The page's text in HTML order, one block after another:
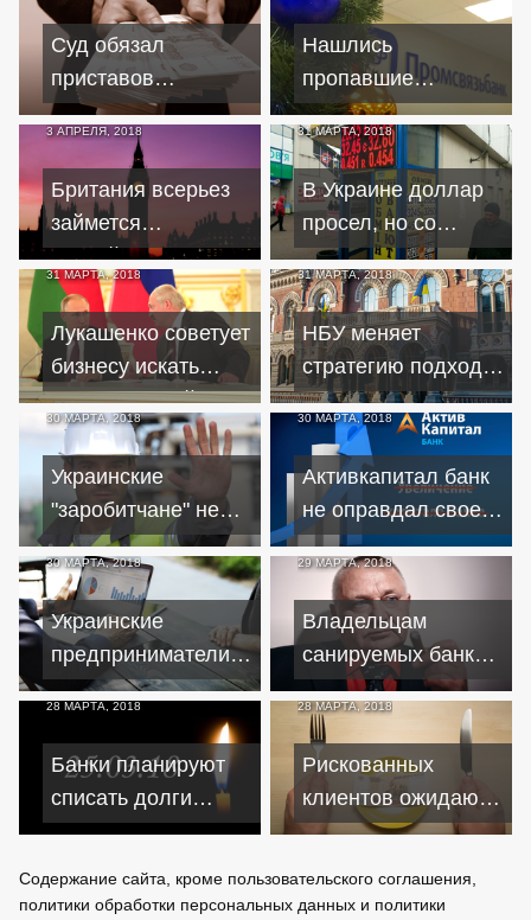
Суд обязал
приставов
выплатить
жительнице
Калининграда 272
тысячи
Нашлись
пропавшие
кредитные досье
Промсвязьбанка
3 АПРЕЛЯ, 2018
Британия всерьез
займется
российскими
активами
31 МАРТА, 2018
В Украине доллар
просел, но со
вторника курс
пойдет в рост
31 МАРТА, 2018
Лукашенко советует
бизнесу искать
замену российскому
рынку
31 МАРТА, 2018
НБУ меняет
стратегию подхода
к валютным
интервенциям
30 МАРТА, 2018
Украинские
"заробитчане" не
пришлют больше
денег
30 МАРТА, 2018
Активкапитал банк
не оправдал своего
названия и
лишился лицензии
30 МАРТА, 2018
Украинские
предприниматели
настроены
29 МАРТА, 2018
Владельцам
санируемых банков
придется заплатить
28 МАРТА, 2018
Банки планируют
списать долги
жертв трагедии в
28 МАРТА, 2018
Рискованных
клиентов ожидают
проблемы с
Содержание сайта, кроме пользовательского соглашения,
политики обработки персональных данных и политики